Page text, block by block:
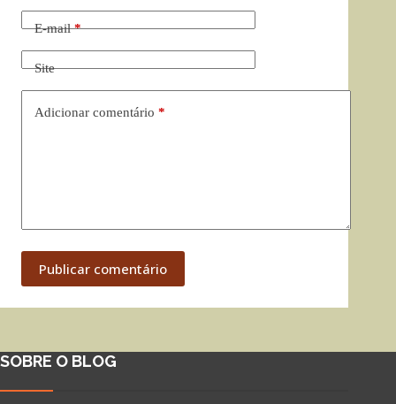
E-mail*
Site
Adicionar comentário *
Publicar comentário
SOBRE O BLOG